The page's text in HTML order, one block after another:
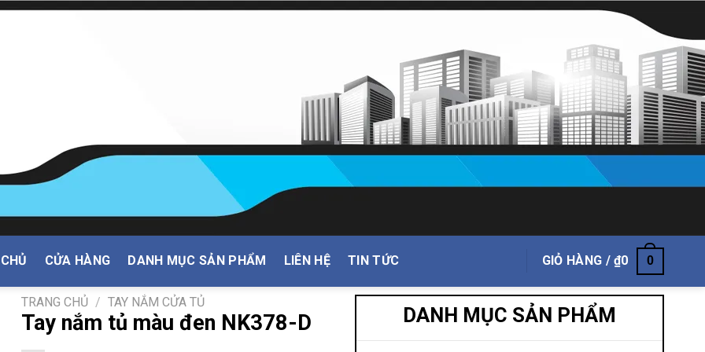
CỬA HÀNG DANH MỤC SẢN PHẨM LIÊN HỆ TIN TỨC GIỎ HÀNG /₫0 0
TRANG CHỦ / TAY NẮM CỬA TỦ
Tay nắm tủ màu đen NK378-D DANH MỤC SẢN PHẨM